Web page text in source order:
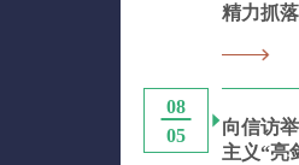
精力抓
08
05
向信访
主义“亮